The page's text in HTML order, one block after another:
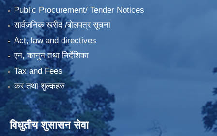
Public Procurement/ Tender Notices
सार्वजनिक खरीद /बोलपत्र सूचना
Act, law and directives
एन, कानुन तथा निर्देशिका
Tax and Fees
कर तथा शुल्कहरु
विधुतीय शुसासन सेवा